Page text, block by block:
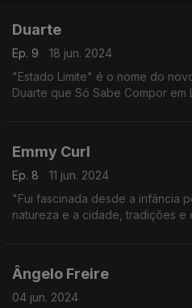
Duarte
Ep. 9
18 jun. 2024
"Estado Limite" é o nome do novo tema do cantor compositor
Duarte que Só Sabe Compor em Liberdade, porque nasceu
Emmy Curl
Ep. 8
11 jun. 2024
"Fui fascinada desde a infância
natureza e a cidade, tradições e
Ângelo Freire
04 jun. 2024